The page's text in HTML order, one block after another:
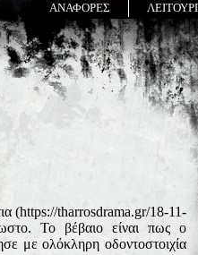
ΑΝΑΦΟΡΕΣ
(https://tharrosdrama.gr/18-11-
Το βέβαιο είναι πως ο
με ολόκληρη οδοντοστοιχία